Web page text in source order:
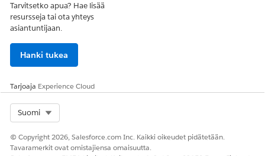
Tarvitsetko apua? Hae lisää
resursseja tai ota yhteys
asiantuntijaan.
Hanki tukea
Tarjoaja Experience Cloud
Suomi
© Copyright 2026, Salesforce.com Inc. Kaikki oikeudet pidätetään.
Tavaramerkit ovat omistajiensa omaisuutta.